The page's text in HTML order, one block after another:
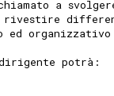
a
rivestire
ed organizzativo
potrà: